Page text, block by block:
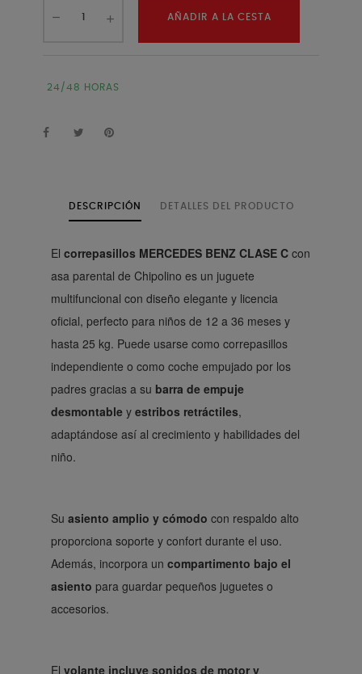
AÑADIR A LA CESTA
24/48 HORAS
DESCRIPCIÓN DETALLES DEL PRODUCTO
El correpasillos MERCEDES BENZ CLASE C con
asa parental de Chipolino es un juguete
multifuncional con diseño elegante y licencia
oficial, perfecto para niños de 12 a 36 meses y
hasta 25 kg. Puede usarse como correpasillos
independiente o como coche empujado por los
padres gracias a su barra de empuje
desmontable y estribos retráctiles,
adaptándose así al crecimiento y habilidades del
niño.
Su asiento amplio y cómodo con respaldo alto
proporciona soporte y confort durante el uso.
Además, incorpora un compartimento bajo el
asiento para guardar pequeños juguetes o
accesorios.
El volante incluye sonidos de motor y